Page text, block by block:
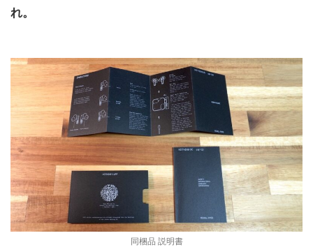
れ。
同梱品 説明書